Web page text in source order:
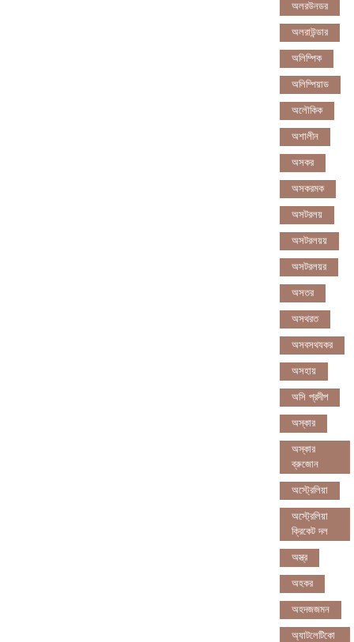
অলরউনডর
অলরাউন্ডার
অলিম্পিক
অলিম্পিয়াড
অলৌকিক
অশালীন
অসকর
অসকরমক
অসটরলয়
অসটরলয়য়
অসটরলয়র
অসতর
অসথরত
অসবসথযকর
অসহায়
অসি প্রদীপ
অস্কার
অস্কার
ব্রুজোন
অস্ট্রেলিয়া
অস্ট্রেলিয়া
ক্রিকেট দল
অস্ত্র
অহকর
অহদজজমন
অ্যাটলেটিকো